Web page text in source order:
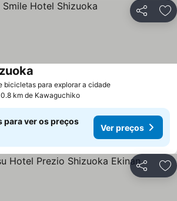
Partilhar
bicicletas para explorar a cidade
km de Kawaguchiko
para ver os preços
Ver preços
Partilhar